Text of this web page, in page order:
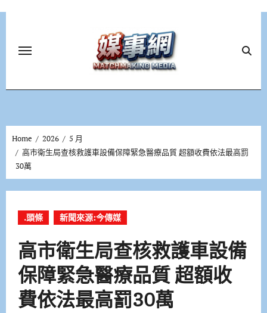
Home 2026
5 月
高市衛生局查核救護車設備保障緊急醫療品質 超額收費依法最高罰
30萬
.頭條 新聞來源:今傳媒
高市衛生局查核救護車設備
保障緊急醫療品質 超額收
費依法最高罰30萬